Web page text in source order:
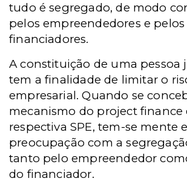
tudo é segregado, de modo
pelos empreendedores e pelos
financiadores.
A constituição de uma pessoa
tem a finalidade de limitar o
empresarial. Quando se
mecanismo do project finance
respectiva SPE, tem-se mente
preocupação com a
tanto pelo empreendedor
do financiador.